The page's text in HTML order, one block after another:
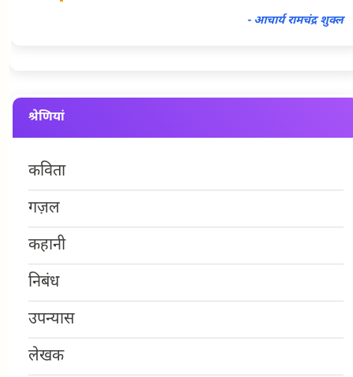
- आचार्य रामचंद्र शुक्ल
श्रेणियां
कविता
गज़ल
कहानी
निबंध
उपन्यास
लेखक